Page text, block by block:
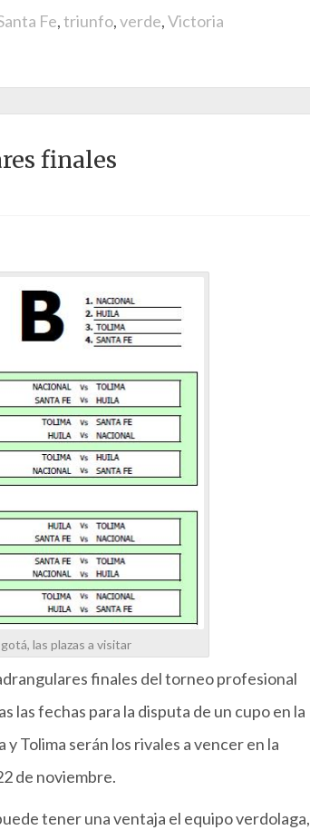
Fe,triunfo,verde,Victoria
finales
las plazas a visitar
finales del torneo profesional
fechas para la disputa de un cupo en la
Tolima serán los rivales a vencer en la
de noviembre.
tener una ventaja el equipo verdolaga,